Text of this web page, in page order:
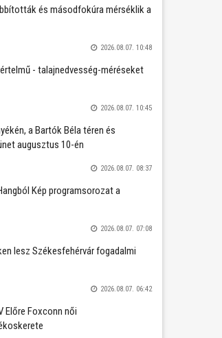
és másodfokúra mérséklik a
2026.08.07. 10:48
- talajnedvesség-méréseket
2026.08.07. 10:45
a Bartók Béla téren és
augusztus 10-én
2026.08.07. 08:37
Kép programsorozat a
2026.08.07. 07:08
lesz Székesfehérvár fogadalmi
2026.08.07. 06:42
Előre Foxconn női